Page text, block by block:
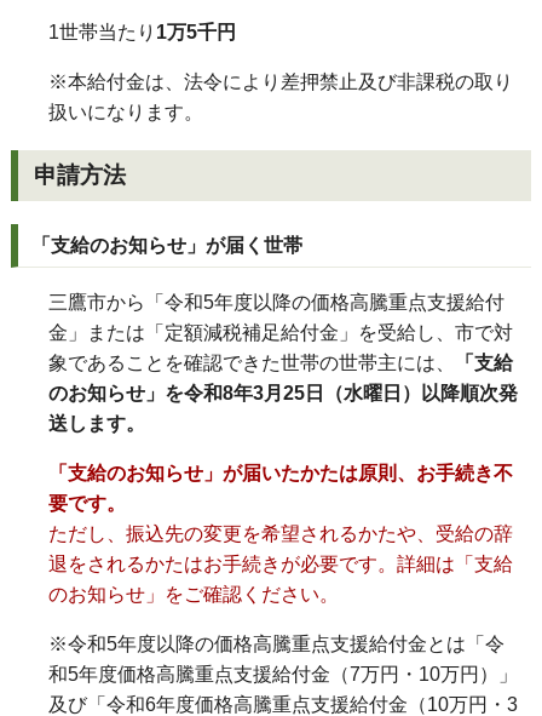
1世帯当たり 1万5千円
※本給付金は、法令により差押禁止及び非課税の取り
扱いになります。
申請方法
「支給のお知らせ」が届く世帯
三鷹市から「令和5年度以降の価格高騰重点支援給付
金」または「定額減税補足給付金」を受給し、市で対
象であることを確認できた世帯の世帯主には、
「支給
のお知らせ」を令和8年3月25日（水曜日）以降順次発
送します。
「 支給のお知らせ」が届いたかたは原則、お手続き不
要です。
ただし、振込先の変更を希望されるかたや、受給の辞
退をされるかたはお手続きが必要です。詳細は「支給
のお知らせ」をご確認ください。
※令和5年度以降の価格高騰重点支援給付金とは「令
和5年度価格高騰重点支援給付金（7万円・10万円）」
及び「令和6年度価格高騰重点支援給付金（10万円・3